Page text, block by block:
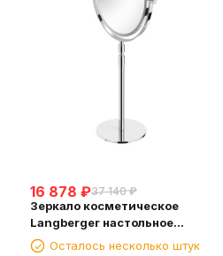
16 878 ₽37 140 ₽
Зеркало косметическое
Langberger настольное
поворотное 70985
Осталось несколько штук